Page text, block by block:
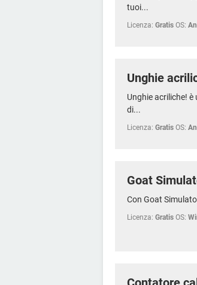
tuoi...
Licenza: Gratis OS:
Unghie
Unghie acriliche!
di...
Licenza: Gratis OS:
Goat
Con Goat
Licenza: Gratis OS: